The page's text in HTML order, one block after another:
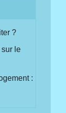
?
le
: